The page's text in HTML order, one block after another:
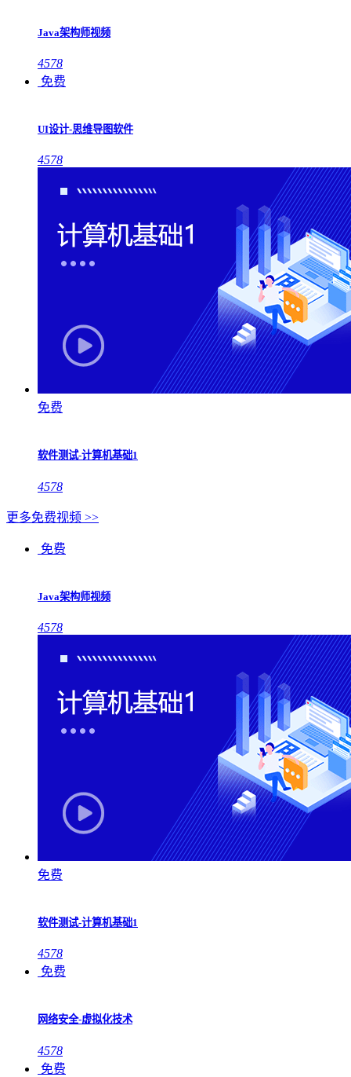
Java架构师视频
4578
免费
UI设计-思维导图软件
4578
免费
软件测试-计算机基础1
4578
更多免费视频 >>
免费
Java架构师视频
4578
免费
软件测试-计算机基础1
4578
免费
网络安全-虚拟化技术
4578
免费